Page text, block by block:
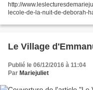
http://
lecole-de-la-nuit-de-deborah-
Le Village
Publié le 06/12/2016 à 11:04
Par Mariejuliet